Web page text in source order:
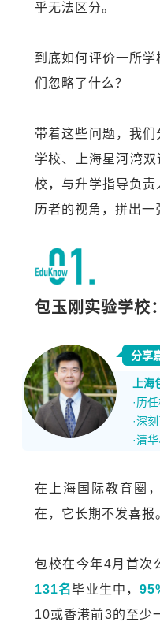
乎无法区分。
到底如何评价一所
们忽略了什么？
带着这些问题，我
学校、上海星河湾
校，与升学指导负
历者的视角，拼出一
包玉刚实验学校：
分享
上海
·历
·深
·清
在上海国际教育圈
在，它长期不发喜报
包校在今年4月首次
131名毕业生中，
10或香港前3的至少